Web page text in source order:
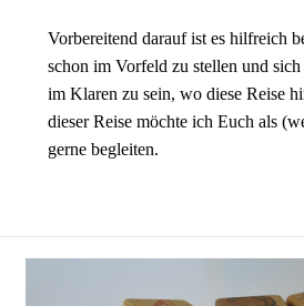
Vorbereitend darauf ist es hilfreich
schon im Vorfeld zu stellen und sich
im Klaren zu sein, wo diese Reise
dieser Reise möchte ich Euch als
gerne begleiten.